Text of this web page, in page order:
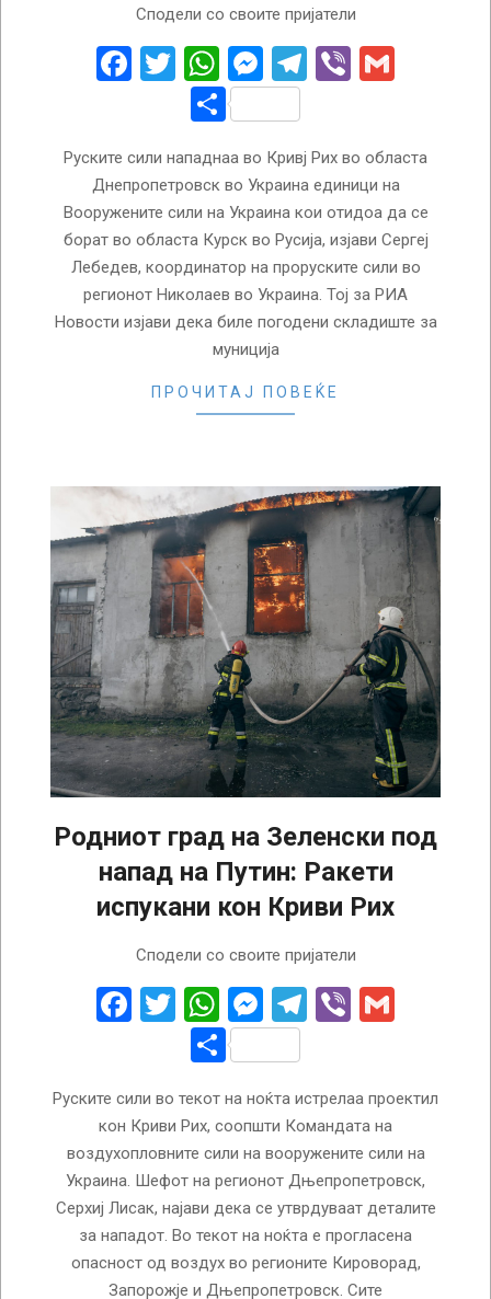
Сподели со своите пријатели
Facebook
Twitter
WhatsApp
Messenger
Telegram
Viber
Share
Руските сили нападнаа во Кривј Рих во областа
Днепропетровск во Украина единици на
Вооружените сили на Украина кои отидоа да се
борат во областа Курск во Русија, изјави Сергеј
Лебедев, координатор на проруските сили во
регионот Николаев во Украина. Тој за РИА
Новости изјави дека биле погодени складиште за
муниција
ПРОЧИТАЈ ПОВЕЌЕ
Родниот град на Зеленски под
напад на Путин: Ракети
испукани кон Криви Рих
Сподели со своите пријатели
Facebook
Twitter
WhatsApp
Messenger
Telegram
Viber
Share
Руските сили во текот на ноќта истрелаа проектил
кон Криви Рих, соопшти Командата на
воздухопловните сили на вооружените сили на
Украина. Шефот на регионот Дњепропетровск,
Серхиј Лисак, најави дека се утврдуваат деталите
за нападот. Во текот на ноќта е прогласена
опасност од воздух во регионите Кироворад,
Запорожје и Дњепропетровск. Сите